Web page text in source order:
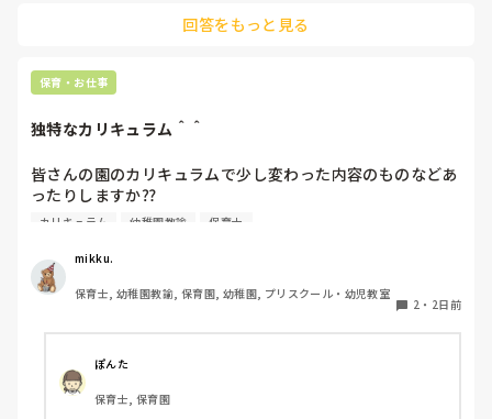
回答をもっと見る
保育・お仕事
独特なカリキュラム＾＾
皆さんの園のカリキュラムで少し変わった内容のものなどあ
ったりしますか⁇
のみ）・乾布摩擦（年中組以上児が体育の時間に体操服の上
から行っています）があります。
♪
カリキュラム 幼稚園教諭 保育士
mikku.
保育士, 幼稚園教諭, 保育園, 幼稚園, プリスクール・幼児教室
2 ・ 2日前
ぽんた
保育士, 保育園